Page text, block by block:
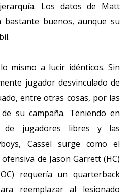
Los datos de Matt
buenos, aunque su
mismo a lucir idénticos. Sin
jugador desvinculado de
entre otras cosas, por las
su campaña. Teniendo en
de jugadores libres y las
Cassel surge como el
de Jason Garrett (HC)
requería un quarterback
reemplazar al lesionado